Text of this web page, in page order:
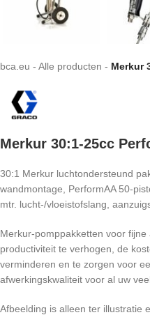
bca.eu - Alle producten - Merkur
Merkur 30:1-25cc
30:1 Merkur luchtondersteund
wandmontage, PerformAA 50-
mtr. lucht-/vloeistofslang,
Merkur-pomppakketten voor
productiviteit te verhogen, de
verminderen en te zorgen voor
afwerkingskwaliteit voor al uw
Afbeelding is alleen ter illustratie